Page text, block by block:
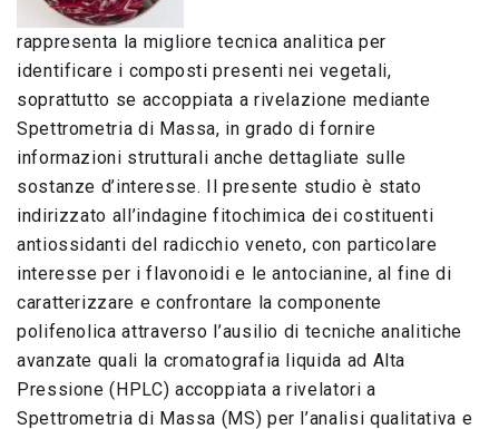
rappresenta la migliore tecnica analitica per
identificare i composti presenti nei vegetali,
soprattutto se accoppiata a rivelazione mediante
Spettrometria di Massa, in grado di fornire
informazioni strutturali anche dettagliate sulle
sostanze d’interesse. Il presente studio è stato
indirizzato all’indagine fitochimica dei costituenti
antiossidanti del radicchio veneto, con particolare
interesse per i flavonoidi e le antocianine, al fine di
caratterizzare e confrontare la componente
polifenolica attraverso l’ausilio di tecniche analitiche
avanzate quali la cromatografia liquida ad Alta
Pressione (HPLC) accoppiata a rivelatori a
Spettrometria di Massa (MS) per l’analisi qualitativa e